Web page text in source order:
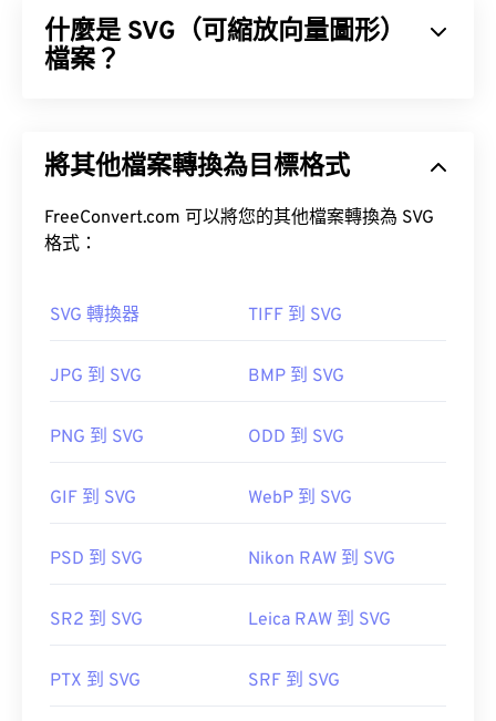
拍攝照片時所擷取的所有資訊。它最常用於利用儲存
在原始文件中的任何資訊來創建各種可見圖像。
如何開啟 RAF 檔案？
開啟 RAF 檔案的預設程式是MyFinePix Studio ，這
是一款隨新富士數位相機附贈的軟體，也可以從
Adobe Photoshop Lightroom
在Microsoft Windows系統上，開啟RAF檔案的付費
Apple Aperture
首次發布：2004
什麼是 SVG（可縮放向量圖形）
檔案？
圖形，並支援有限的動畫。顧名思義，使用 SVG 檔
整大小而不會損失圖像品質。此外，SVG 的獨特之
處在於它並非影像格式。
如何開啟 SVG 檔案？
如Firefox或 Microsoft SVG 轉 GIF或SVG 轉 PDF
嘗試使用我們的
SVG 轉 JPG或萬維網聯盟 (W3C)
href="https://www.lifewire.com/svg-file-
https://en.wikipedia.org/wiki/
將其他檔案轉換為目標格式
FreeConvert.com 可以將您的其他檔案轉換為 SVG
格式：
SVG 轉換器 TIFF 到 SVG
JPG 到 SVG BMP 到 SVG
PNG 到 SVG ODD 到 SVG
GIF 到 SVG WebP 到 SVG
PSD 到 SVG Nikon RAW 到 SVG
SR2 到 SVG Leica RAW 到 SVG
PTX 到 SVG SRF 到 SVG